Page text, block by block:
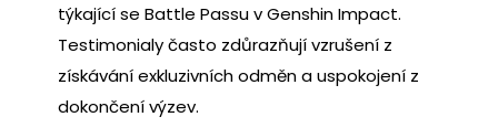
týkající se Battle Passu v Genshin Impact.
Testimonialy často zdůrazňují vzrušení z
získávání exkluzivních odměn a uspokojení z
dokončení výzev.